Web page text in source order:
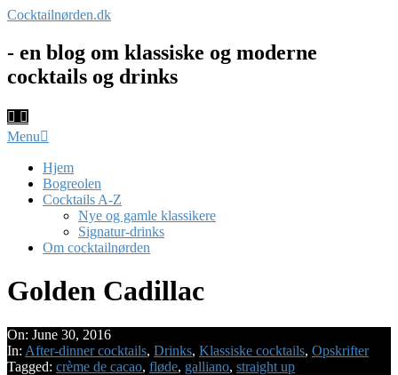
Skip
content
Cocktailnørden.dk
- en blog om klassiske og moderne
cocktails og drinks
Primary
Menu
Menu
Hjem
Bogreolen
Cocktails A-Z
Nye og gamle klassikere
Signatur-drinks
Om cocktailnørden
Golden Cadillac
On: June 30, 2016
In: After-dinner cocktails, Drinks, Klassiske cocktails, Opskrifter
Tagged: crème de cacao, fløde, galliano, straight up